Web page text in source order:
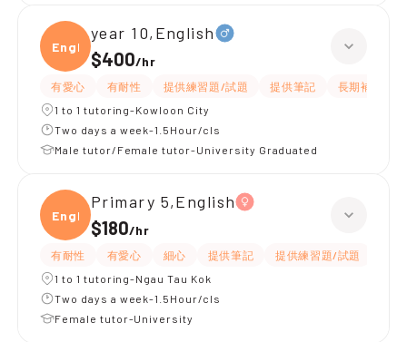
Engli
year 10,English
$400/hr
有愛心 有耐性 提供練習題/試題 提供筆記
長期補習
1 to 1 tutoring-Kowloon City
Two days a week-1.5Hour/cls
Male tutor/Female tutor-University Graduated
Engli
Primary 5,English
$180/hr
有耐性 有愛心 細心 提供筆記 提供練習題/試題
1 to 1 tutoring-Ngau Tau Kok
Two days a week-1.5Hour/cls
Female tutor-University